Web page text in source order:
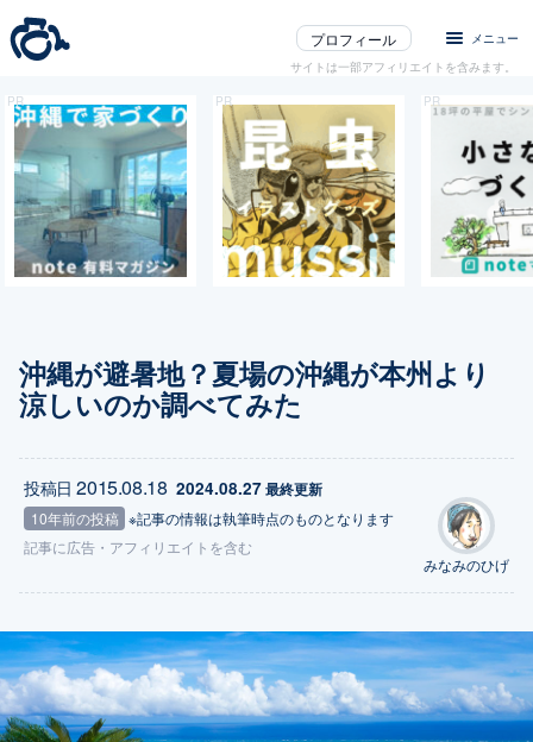
プロフィール
メニュー
サイトは一部アフィリエイトを含みます。
沖縄が避暑地？夏場の沖縄が本州より
涼しいのか調べてみた
投稿日2015.08.18 2024.08.27 最終更新
10年前の投稿 ※記事の情報は執筆時点のものとなります
記事に広告 ・アフィリエイトを含む
みなみのひげ